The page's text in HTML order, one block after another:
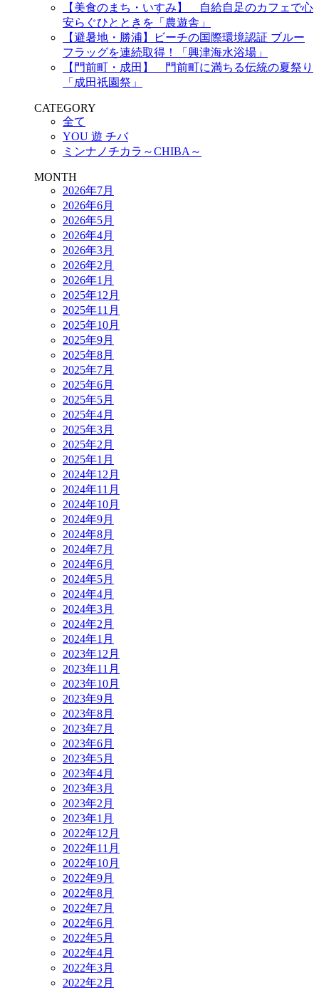
【美食のまち・いすみ】 自給自足のカフェで心
安らぐひとときを「農遊舎」
【避暑地・勝浦】ビーチの国際環境認証 ブルー
フラッグを連続取得！「興津海水浴場」
【門前町・成田】 門前町に満ちる伝統の夏祭り
「成田祇園祭」
CATEGORY
全て
YOU 遊 チバ
ミンナノチカラ～CHIBA～
MONTH
2026年7月
2026年6月
2026年5月
2026年4月
2026年3月
2026年2月
2026年1月
2025年12月
2025年11月
2025年10月
2025年9月
2025年8月
2025年7月
2025年6月
2025年5月
2025年4月
2025年3月
2025年2月
2025年1月
2024年12月
2024年11月
2024年10月
2024年9月
2024年8月
2024年7月
2024年6月
2024年5月
2024年4月
2024年3月
2024年2月
2024年1月
2023年12月
2023年11月
2023年10月
2023年9月
2023年8月
2023年7月
2023年6月
2023年5月
2023年4月
2023年3月
2023年2月
2023年1月
2022年12月
2022年11月
2022年10月
2022年9月
2022年8月
2022年7月
2022年6月
2022年5月
2022年4月
2022年3月
2022年2月